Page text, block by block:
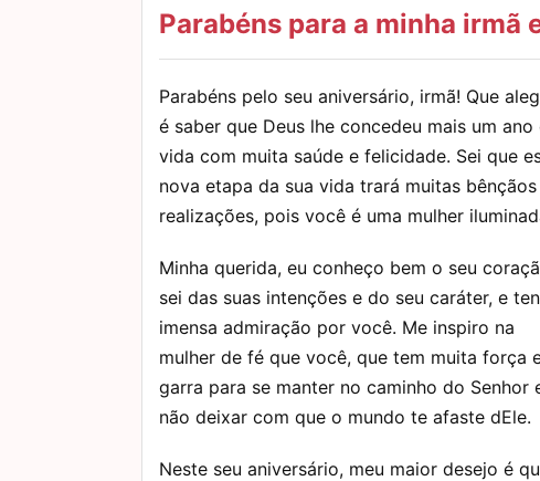
Parabéns para a minha irmã
Parabéns pelo seu aniversário, irmã! Que
é saber que Deus lhe concedeu mais um ano
vida com muita saúde e felicidade. Sei que
nova etapa da sua vida trará muitas
realizações, pois você é uma mulher
Minha querida, eu conheço bem o seu
sei das suas intenções e do seu caráter, e
imensa admiração por você. Me inspiro na
mulher de fé que você, que tem muita força
garra para se manter no caminho do Senhor
não deixar com que o mundo te afaste dEle.
Neste seu aniversário, meu maior desejo é